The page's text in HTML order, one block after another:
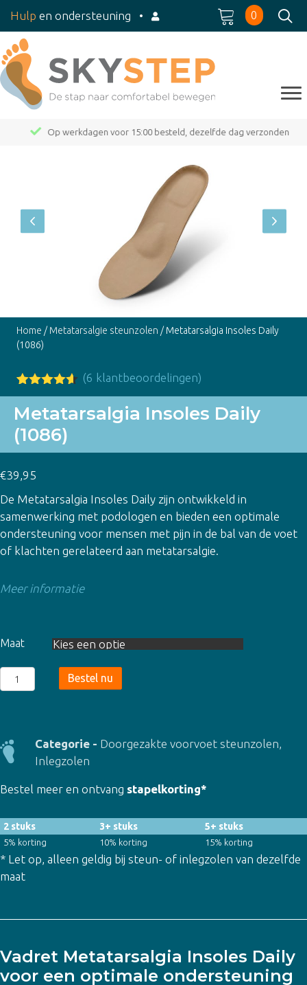
Hulp en ondersteuning • 0
Op werkdagen voor 15:00 besteld, dezelfde dag verzonden
Home / Metatarsalgie steunzolen / Metatarsalgia Insoles Daily
(1086)
Gewaardee
rd
4.50
op
5
gebaseer
d op
6
klant
waardering
(6 klantbeoordelingen)
Metatarsalgia Insoles Daily
(1086)
€39,95
De Metatarsalgia Insoles Daily zijn ontwikkeld in
samenwerking met podologen en bieden een optimale
ondersteuning voor mensen met pijn in de bal van de voet
of klachten gerelateerd aan metatarsalgie.
Meer informatie
Maat
Metatarsalgia
Insoles
aantal
Bestel nu
Categorie - Doorgezakte voorvoet steunzolen,
Inlegzolen
Bestel meer en ontvang stapelkorting*
2 stuks 3+ stuks 5+ stuks
5% korting 10% korting 15% korting
* Let op, alleen geldig bij steun- of inlegzolen van dezelfde
maat
Vadret Metatarsalgia Insoles Daily
voor een optimale ondersteuning